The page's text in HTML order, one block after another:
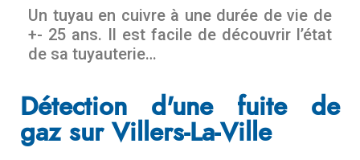
Un tuyau en cuivre à une durée de vie de
+- 25 ans. Il est facile de découvrir l’état
de sa tuyauterie…
Détection d'une fuite de
gaz sur Villers-La-Ville